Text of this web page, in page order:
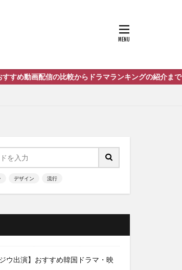
ンキングの紹介までをまとめたサイト「ネゴシエーシ
デザイン 流行
ジウ出演】おすすめ韓国ドラマ・映